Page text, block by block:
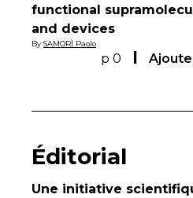
functional
and devices
By SAMORÌ Paolo
p 0
Éditorial
Une initiative